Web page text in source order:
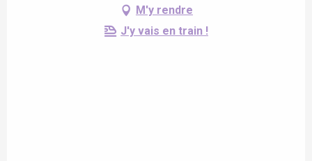
M'y rendre
J'y vais en train !